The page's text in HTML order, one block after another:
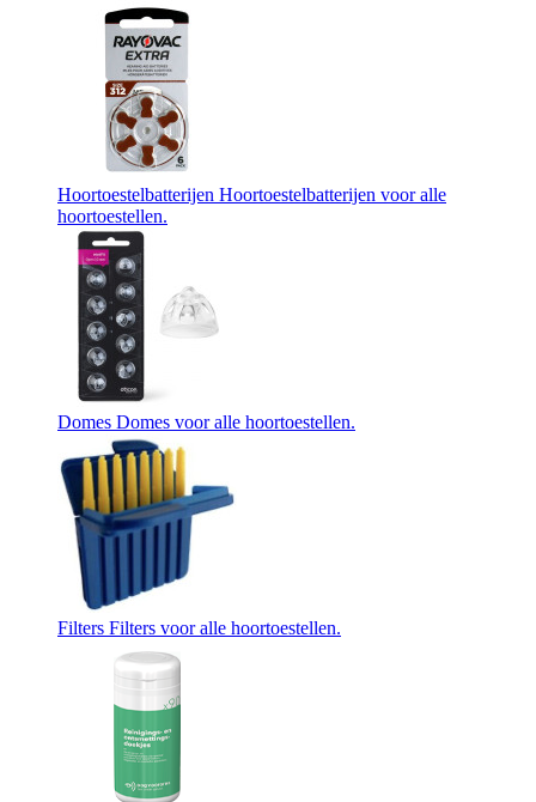
Hoortoestelbatterijen Hoortoestelbatterijen voor alle
hoortoestellen.
Domes Domes voor alle hoortoestellen.
Filters Filters voor alle hoortoestellen.